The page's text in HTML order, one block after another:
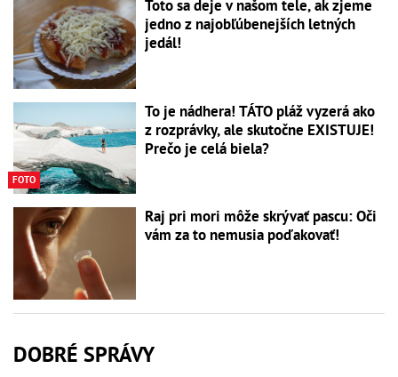
Toto sa deje v našom tele, ak zjeme
jedno z najobľúbenejších letných
jedál!
FOTO
To je nádhera! TÁTO pláž vyzerá ako
z rozprávky, ale skutočne EXISTUJE!
Prečo je celá biela?
Raj pri mori môže skrývať pascu: Oči
vám za to nemusia poďakovať!
DOBRÉ SPRÁVY